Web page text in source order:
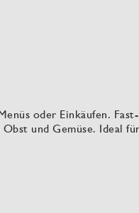
oder Einkäufen.
und Gemüse. Ideal für